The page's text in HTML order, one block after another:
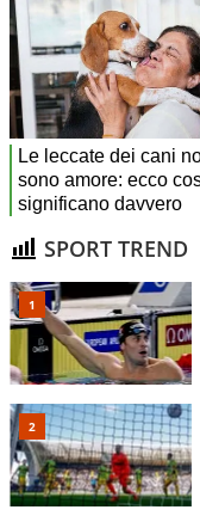
SPORT TREND